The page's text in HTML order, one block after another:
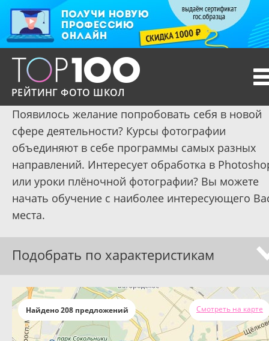
РЕЙТИНГ ФОТО ШКОЛ
Появилось желание попробовать себя в новой
сфере деятельности? Курсы фотографии
объединяют в себе программы самых разных
направлений. Интересует обработка в
или уроки плёночной фотографии? Вы можете
начать обучение с наиболее интересующего
места.
Подобрать по характеристикам
Найдено 208 предложений Смотреть на карте